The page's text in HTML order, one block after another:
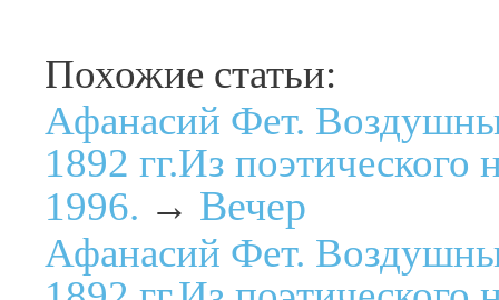
Похожие статьи:
Афанасий Фет.
1892 гг.Из
1996. → Вечер
Афанасий Фет.